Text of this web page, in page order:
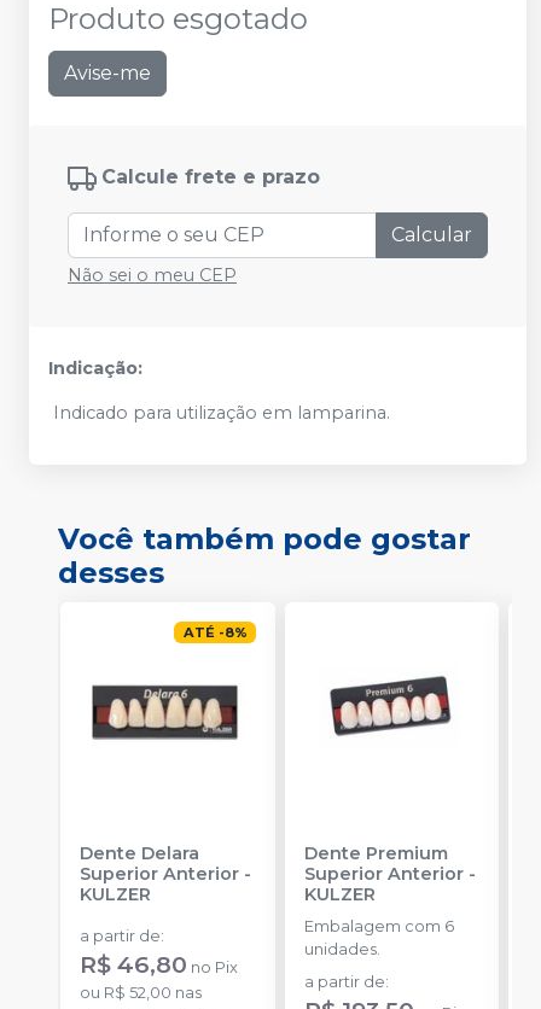
Produto esgotado
Avise-me
Calcule frete e prazo
Calcular
Não sei o meu CEP
Indicação:
Indicado para utilização em lamparina.
Você também pode gostar
desses
ATÉ -8%
Dente Delara
Superior Anterior -
KULZER
a partir de:
R$ 46,80 no Pix
ou R$ 52,00 nas
Dente Premium
Superior Anterior-
KULZER
Embalagem com 6
unidades.
a partir de: